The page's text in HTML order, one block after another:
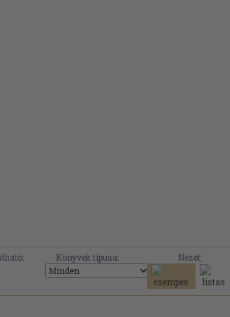
Könyvek típusa:
Nézet: